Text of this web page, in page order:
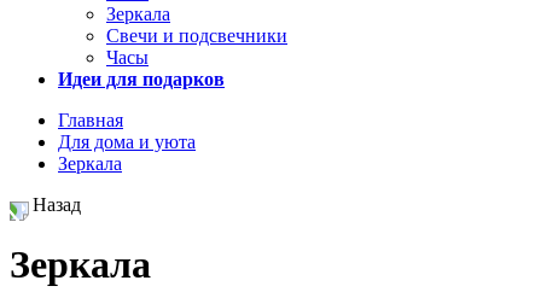
Зеркала
Свечи и подсвечники
Часы
Идеи для подарков
Главная
Для дома и уюта
Зеркала
Назад
Зеркала